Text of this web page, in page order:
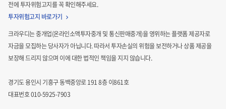
전에 투자위험고지를 꼭 확인해주세요.
투자위험고지 바로가기
크라우디는 중개업(온라인소액투자중개 및 통신판매중개)을 영위하는 플랫폼 제공자로
자금을 모집하는당사자가 아닙니다. 따라서 투자손실의 위험을 보전하거나 상품 제공을
보장해 드리지 않으며 이에 대한 법적인 책임을 지지 않습니다.
경기도 용인시 기흥구 동백중앙로 191 8층 이861호
대표번호 010-5925-7903